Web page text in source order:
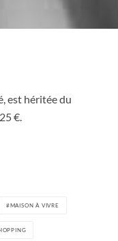
est héritée du
€.
MAISON À VIVRE